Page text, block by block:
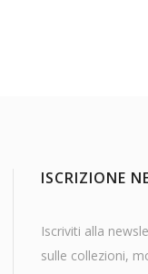
ISCRIZIONE
Iscriviti alla
sulle collezioni,